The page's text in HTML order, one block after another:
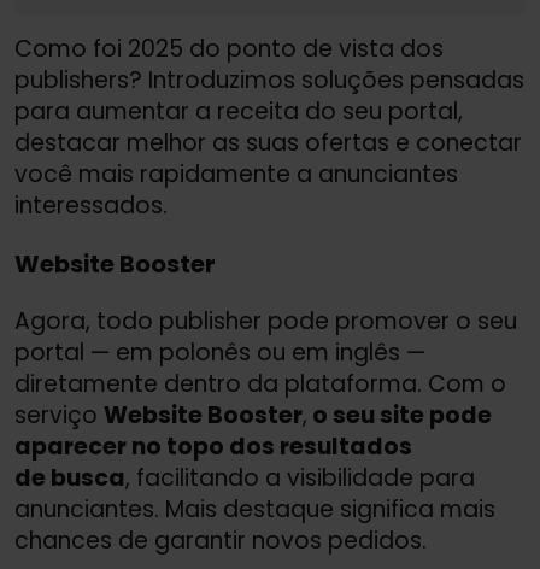
Como foi 2025 do ponto de vista dos
publishers? Introduzimos soluções pensadas
para aumentar a receita do seu portal,
destacar melhor as suas ofertas e conectar
você mais rapidamente a anunciantes
interessados.
Website Booster
Agora, todo publisher pode promover o seu
portal — em polonês ou em inglês —
diretamente dentro da plataforma. Com o
serviço Website Booster, o seu site pode
aparecer no topo dos resultados
de busca, facilitando a visibilidade para
anunciantes. Mais destaque significa mais
chances de garantir novos pedidos.